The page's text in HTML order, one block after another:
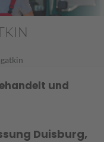
und
Duisburg,